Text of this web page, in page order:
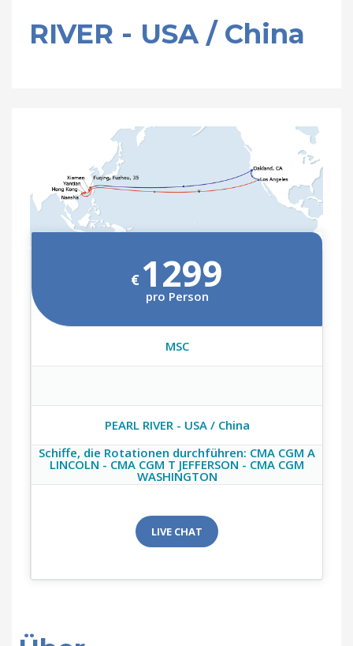
RIVER - USA / China
€ 1299
pro Person
MSC
PEARL RIVER - USA / China
Schiffe, die Rotationen durchführen: CMA CGM A
LINCOLN - CMA CGM T JEFFERSON - CMA CGM
WASHINGTON
LIVE CHAT